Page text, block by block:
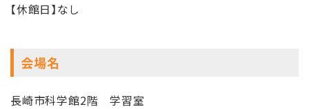
【休館日】なし
会場名
長崎市科学館2階 学習室